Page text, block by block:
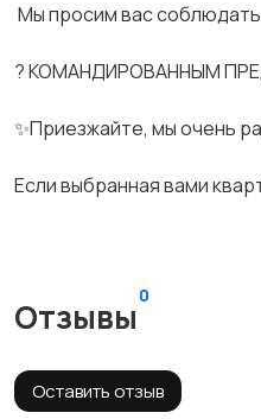
Мы просим вас
? КОМАНДИРОВАННЫМ
✨Приезжайте, мы очень
Если выбранная вами
Отзывы
0
Оставить отзыв